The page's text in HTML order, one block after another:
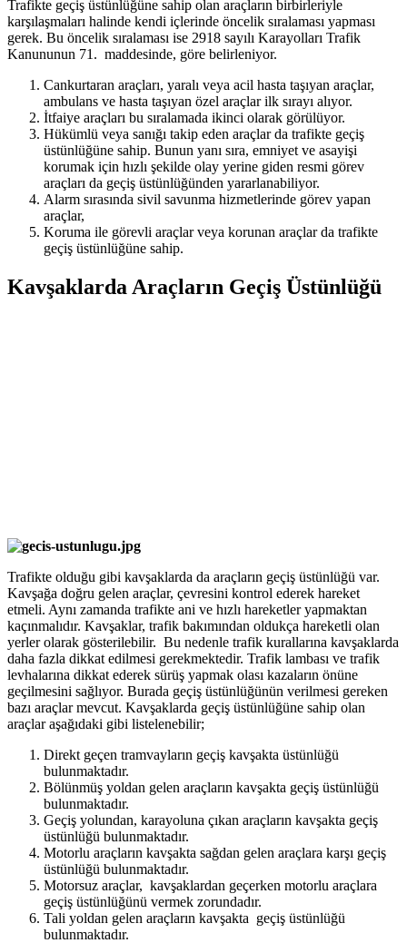
Trafikte geçiş üstünlüğüne sahip olan araçların birbirleriyle
karşılaşmaları halinde kendi içlerinde öncelik sıralaması yapması
gerek. Bu öncelik sıralaması ise 2918 sayılı Karayolları Trafik
Kanununun 71. maddesinde, göre belirleniyor.
Cankurtaran araçları, yaralı veya acil hasta taşıyan araçlar,
ambulans ve hasta taşıyan özel araçlar ilk sırayı alıyor.
İtfaiye araçları bu sıralamada ikinci olarak görülüyor.
Hükümlü veya sanığı takip eden araçlar da trafikte geçiş
üstünlüğüne sahip. Bunun yanı sıra, emniyet ve asayişi
korumak için hızlı şekilde olay yerine giden resmi görev
araçları da geçiş üstünlüğünden yararlanabiliyor.
Alarm sırasında sivil savunma hizmetlerinde görev yapan
araçlar,
Koruma ile görevli araçlar veya korunan araçlar da trafikte
geçiş üstünlüğüne sahip.
Kavşaklarda Araçların Geçiş Üstünlüğü
Trafikte olduğu gibi kavşaklarda da araçların geçiş üstünlüğü var.
Kavşağa doğru gelen araçlar, çevresini kontrol ederek hareket
etmeli. Aynı zamanda trafikte ani ve hızlı hareketler yapmaktan
kaçınmalıdır. Kavşaklar, trafik bakımından oldukça hareketli olan
yerler olarak gösterilebilir. Bu nedenle trafik kurallarına kavşaklarda
daha fazla dikkat edilmesi gerekmektedir. Trafik lambası ve trafik
levhalarına dikkat ederek sürüş yapmak olası kazaların önüne
geçilmesini sağlıyor. Burada geçiş üstünlüğünün verilmesi gereken
bazı araçlar mevcut. Kavşaklarda geçiş üstünlüğüne sahip olan
araçlar aşağıdaki gibi listelenebilir;
Direkt geçen tramvayların geçiş kavşakta üstünlüğü
bulunmaktadır.
Bölünmüş yoldan gelen araçların kavşakta geçiş üstünlüğü
bulunmaktadır.
Geçiş yolundan, karayoluna çıkan araçların kavşakta geçiş
üstünlüğü bulunmaktadır.
Motorlu araçların kavşakta sağdan gelen araçlara karşı geçiş
üstünlüğü bulunmaktadır.
Motorsuz araçlar, kavşaklardan geçerken motorlu araçlara
geçiş üstünlüğünü vermek zorundadır.
Tali yoldan gelen araçların kavşakta geçiş üstünlüğü
bulunmaktadır.